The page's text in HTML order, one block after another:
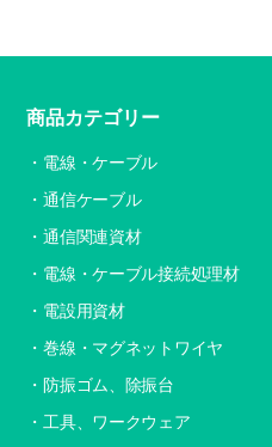
商品カテゴリー
電線・ケーブル
通信ケーブル
通信関連資材
電線・ケーブル接続処理材
電設用資材
巻線・マグネットワイヤ
防振ゴム、除振台
工具、ワークウェア